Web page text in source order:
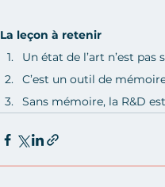
La leçon à retenir
Un état de l’art n’est
C’est un outil de
Sans mémoire, la R&D